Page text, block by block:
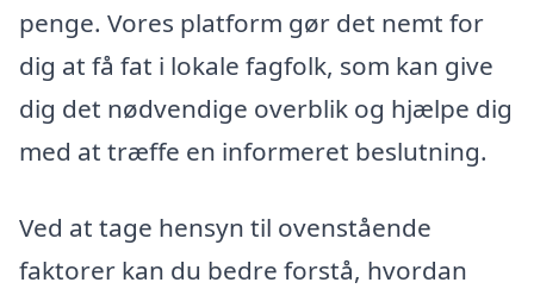
penge. Vores platform gør det nemt for
dig at få fat i lokale fagfolk, som kan give
dig det nødvendige overblik og hjælpe dig
med at træffe en informeret beslutning.
Ved at tage hensyn til ovenstående
faktorer kan du bedre forstå, hvordan